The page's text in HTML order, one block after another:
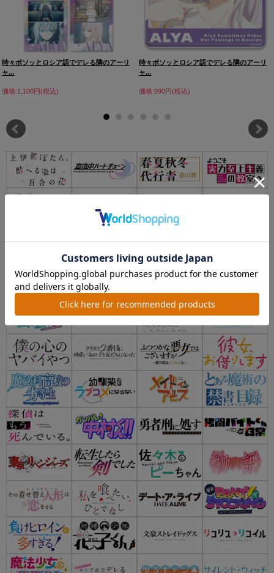
時々ボソッとロシア語でデレる隣のアーリ
ャ...
価格:1,100円(税込)
時々ボソッとロシア語でデレる隣のアーリ
ャ...
価格:990円(税込)